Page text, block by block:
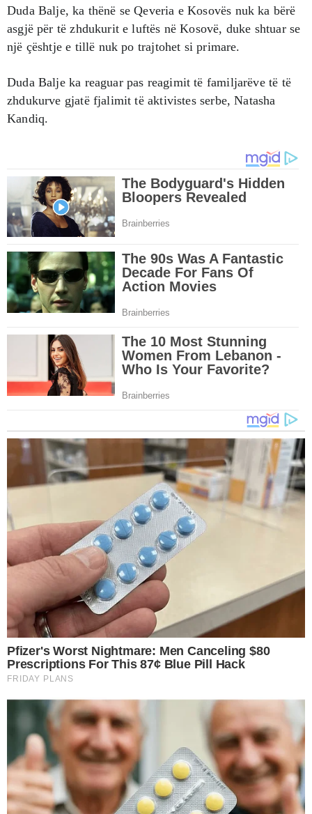
Duda Balje, ka thënë se Qeveria e Kosovës nuk ka bërë
asgjë për të zhdukurit e luftës në Kosovë, duke shtuar se
një çështje e tillë nuk po trajtohet si primare.
Duda Balje ka reaguar pas reagimit të familjarëve të të
zhdukurve gjatë fjalimit të aktivistes serbe, Natasha
Kandiq.